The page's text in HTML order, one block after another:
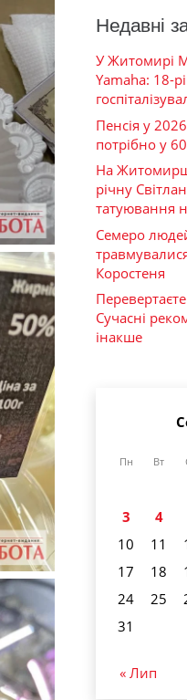
Недавні
У Житомирі
Yamaha: 18-
Пенсія у
потрібно у
На
річну
татуювання
Семеро
Коростеня
Сучасні
інакше
Пн Вт
3
4
10
11
17
18
24
25
31
« Лип